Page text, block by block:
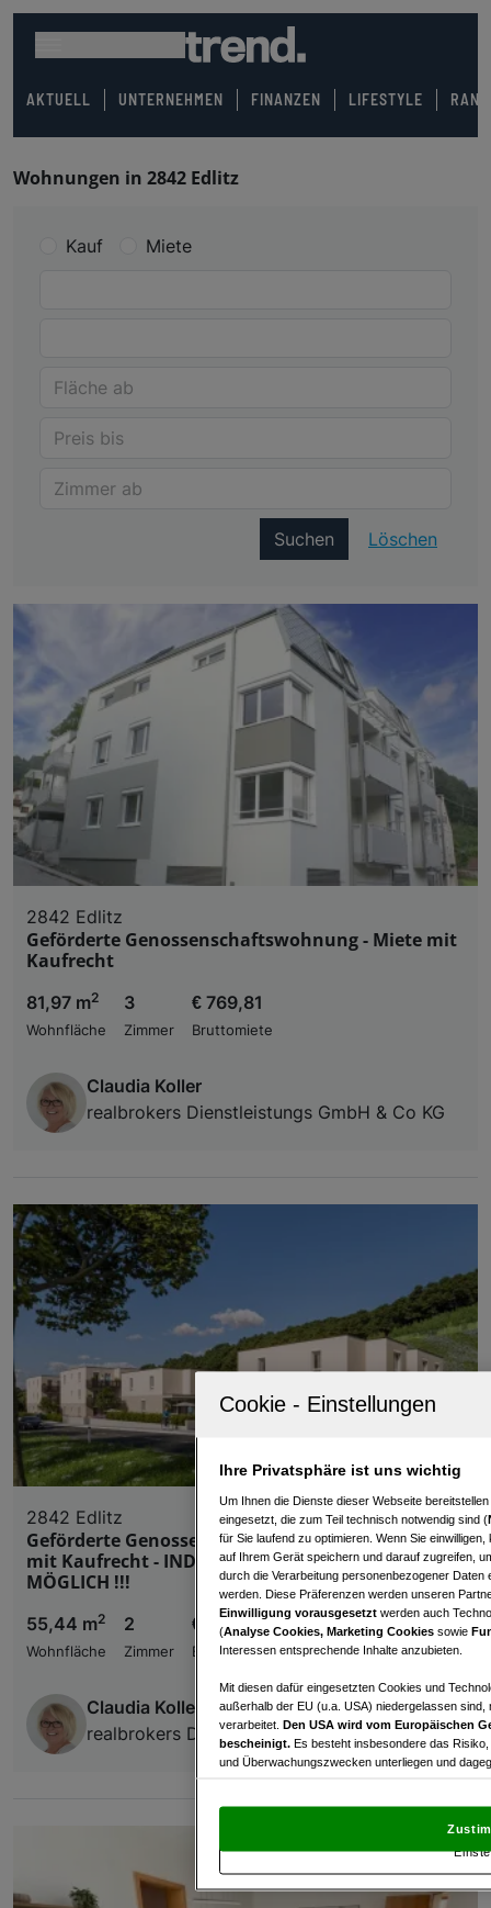
AKTUELL UNTERNEHMEN FINANZEN LIFESTYLE
Wohnungen in 2842 Edlitz
Kauf Miete
Suchen Löschen
2842 Edlitz
Geförderte Genossenschaftswohnung - Miete mit
Kaufrecht
81,97 m2
Wohnfläche
3
Zimmer
€ 769,81
Bruttomiete
Claudia Koller
realbrokers Dienstleistungs GmbH & Co KG
2842 Edlitz
Geförderte Genossenschaftswohnungen - Miete
mit Kaufrecht - INDIVIDUELLE FINANZIERUNG
MÖGLICH !!!
55,44 m2
Wohnfläche
2
Zimmer
€ 586,84
Bruttomiete
Claudia Koller
realbrokers Dienstleistungs GmbH & Co KG
Ihre Privatsphäre ist uns wichtig
Um Ihnen die Dienste dieser Webseite
eingesetzt, die zum Teil technisch notwendig sind (
für Sie laufend zu optimieren. Wenn Sie
auf Ihrem Gerät speichern und darauf zugreifen,
durch die Verarbeitung personenbezogener
werden. Diese Präferenzen werden unseren
Einwilligung vorausgesetzt werden auch
(Analyse Cookies, Marketing Cookies sowie
Interessen entsprechende Inhalte anzubieten.
Mit diesen dafür eingesetzten Cookies und
außerhalb der EU (u.a. USA) niedergelassen
verarbeitet. Den USA wird vom Europäischen
bescheinigt. Es besteht insbesondere das
und Überwachungszwecken unterliegen und
und Widerspruch gegen die Verarbeitung auf der
„Cookie Einstellungen“, die sich auf jeder Seite